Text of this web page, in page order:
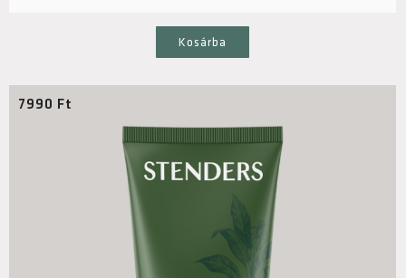
Kosárba
7990 Ft